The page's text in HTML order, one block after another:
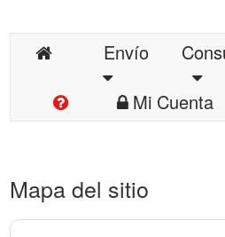
Envío
Mi Cuenta
Mapa del sitio